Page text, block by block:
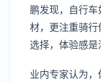
鹏发现，自行
材，更注重骑
选择，体验感是
业内专家认为，